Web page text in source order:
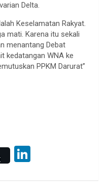
Delta.
Keselamatan Rakyat.
mati. Karena itu sekali
menantang Debat
kedatangan WNA ke
PPKM Darurat”